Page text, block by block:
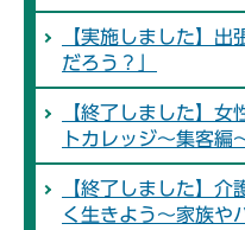
【実施しました】
だろう？」
【終了しました】
トカレッジ～集客編
【終了しました】
く生きよう～家族や